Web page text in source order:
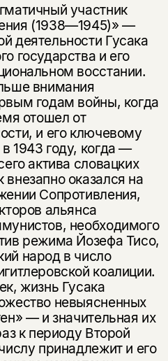
участник
(1938—1945)» —
деятельности Гусака
государства и его
восстании.
внимания
годам войны, когда
отошел от
и его ключевому
1943 году, когда —
актива словацких
оказался на
Сопротивления,
альянса
необходимого
режима Йозефа Тисо,
народ в число
коалиции.
жизнь Гусака
невыясненных
— и значительная их
к периоду Второй
принадлежит и его